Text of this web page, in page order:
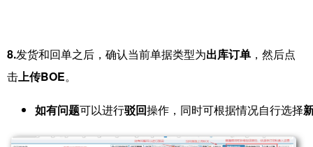
8.发货和回单之后，确认当前单据类型为出库订单 ，然后点
击上传BOE。
如有问题可以进行驳回操作，同时可根据情况自行选择